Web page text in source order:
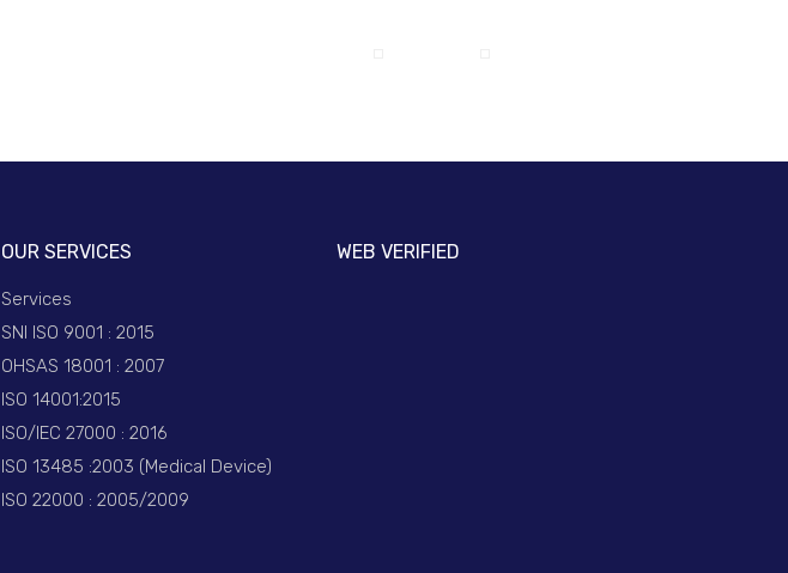
OUR SERVICES
Services
SNI ISO 9001 : 2015
OHSAS 18001 : 2007
ISO 14001:2015
ISO/IEC 27000 : 2016
ISO 13485 :2003 (Medical Device)
ISO 22000 : 2005/2009
WEB VERIFIED